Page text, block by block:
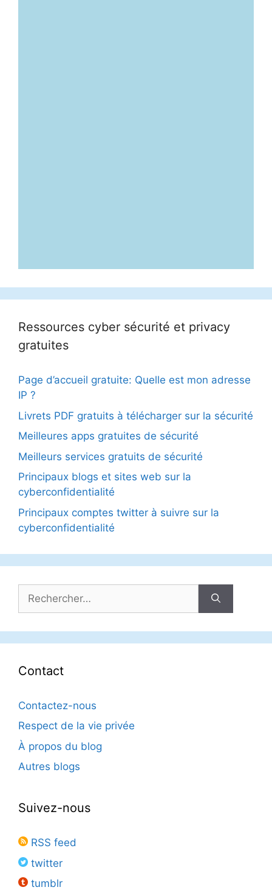
Ressources cyber sécurité et privacy
gratuites
Page d’accueil gratuite: Quelle est mon adresse
IP ?
Livrets PDF gratuits à télécharger sur la sécurité
Meilleures apps gratuites de sécurité
Meilleurs services gratuits de sécurité
Principaux blogs et sites web sur la
cyberconfidentialité
Principaux comptes twitter à suivre sur la
cyberconfidentialité
Contact
Contactez-nous
Respect de la vie privée
À propos du blog
Autres blogs
Suivez-nous
RSS feed
twitter
tumblr